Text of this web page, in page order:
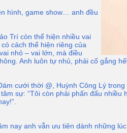
hình, game show… anh đều
Trí còn thể hiện nhiều vai
cách thể hiện riêng của
nhỏ – vai lớn, mà điều
Anh luôn tự nhủ, phải cố gắng
cưới thời @, Huỳnh Công Lý trong
sự: “Tôi còn phải phấn đấu nhiều
nay anh vẫn ưu tiên dành những